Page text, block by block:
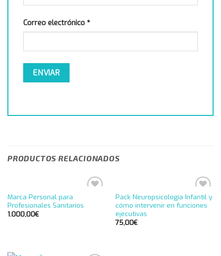
Correo electrónico *
PRODUCTOS RELACIONADOS
Marca Personal para
Profesionales Sanitarios
1.000,00€
Añadir
a la
Pack Neuropsicología Infantil y
cómo intervenir en funciones
ejecutivas
75,00€